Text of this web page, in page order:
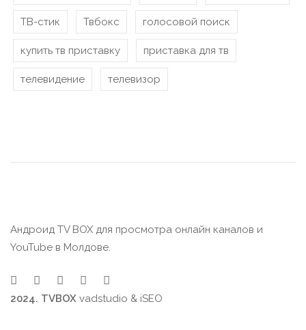
ТВ-стик Твбокс голосовой поиск
купить тв приставку приставка для тв
телевидение телевизор
Андроид TV BOX для просмотра онлайн каналов и
YouTube в Молдове.
2024. TVBOX vadstudio & iSEO